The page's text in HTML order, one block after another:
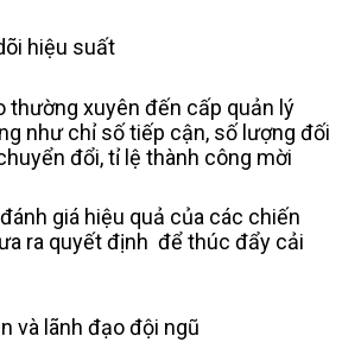
hiệu suất
thường xuyên đến cấp quản lý
như chỉ số tiếp cận, số lượng đối
đổi, tỉ lệ thành công mời
giá hiệu quả của các chiến
ra quyết định để thúc đẩy cải
và lãnh đạo đội ngũ